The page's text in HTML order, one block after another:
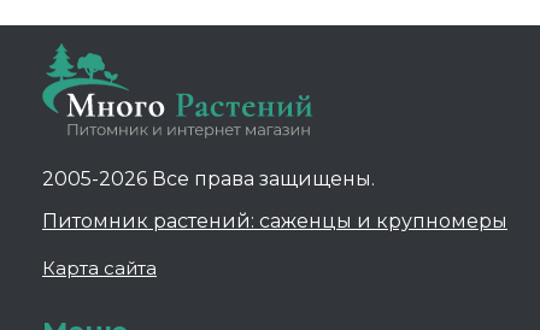
2005-2026 Все права защищены.
Питомник растений: саженцы и крупномеры
Карта сайта